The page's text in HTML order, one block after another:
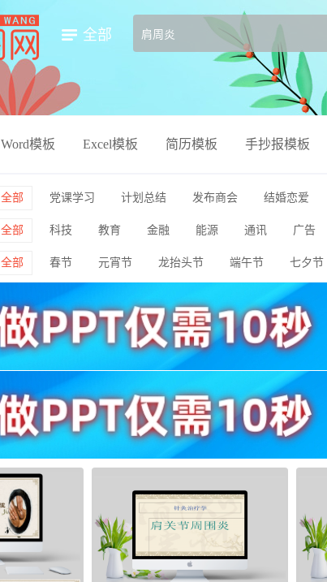
全部
Word模板 Excel模板 简历模板 手抄报模板
全部 党课学习 计划总结 发布商会 结婚恋爱
毕业答辩 简历竞聘 创业融资 清新唯美 竖版PPT
全部 科技 教育 金融 能源 通讯 广告
医药医疗 影视传媒 农业养殖 公益宣传 室内装修
电子相册 生日祝寿
企业介绍 产品宣传
全部 春节 元宵节 龙抬头节 端午节 七夕节
妇女节